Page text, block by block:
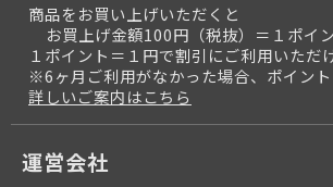
商品をお買い上げいただくと
お買上げ金額100円（税抜）＝１ポイ
１ポイント＝１円で割引にご利用いただ
※6ヶ月ご利用がなかった場合、ポイント
詳しいご案内はこちら
運営会社